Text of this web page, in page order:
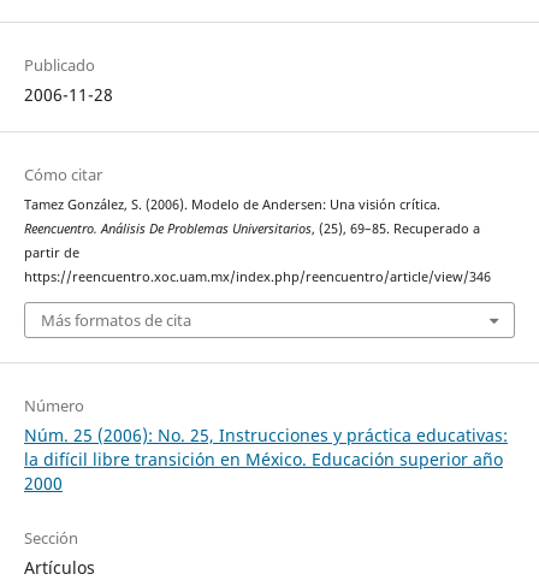
Publicado
2006-11-28
Cómo citar
Tamez González, S. (2006). Modelo de Andersen: Una visión crítica.
Reencuentro. Análisis De Problemas Universitarios, (25), 69–85. Recuperado a
partir de
https://reencuentro.xoc.uam.mx/index.php/reencuentro/article/view/346
Más formatos de cita
Número
Núm. 25 (2006): No. 25, Instrucciones y práctica educativas:
la difícil libre transición en México. Educación superior año
2000
Sección
Artículos